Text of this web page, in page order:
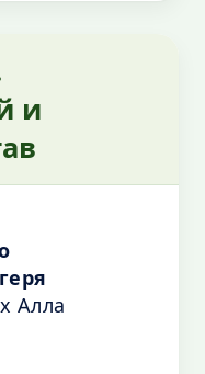
и
Алла